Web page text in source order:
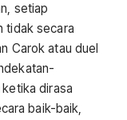
setiap
tidak secara
Carok atau duel
dirasa
baik-baik,